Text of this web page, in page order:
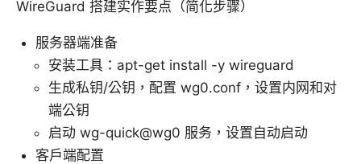
WireGuard 搭建实作要点（简化步骤）
服务器端准备
安装工具：apt-get install -y wireguard
生成私钥/公钥，配置 wg0.conf，设置内网和对
端公钥
启动 wg-quick@wg0 服务，设置自动启动
客户端配置